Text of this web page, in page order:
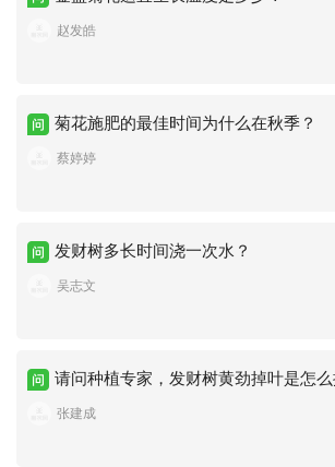
赵发皓
菊花施肥的最佳时间为什么在秋季？
蔡婷婷
发财树多长时间浇一次水？
吴志文
请问种植专家，发财树黄劲掉叶是怎么
张建成